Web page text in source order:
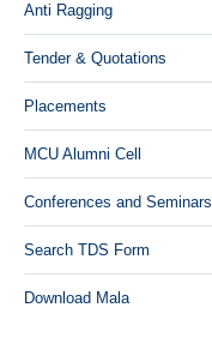
Anti Ragging
Tender & Quotations
Placements
MCU Alumni Cell
Conferences and Seminars
Search TDS Form
Download Mala